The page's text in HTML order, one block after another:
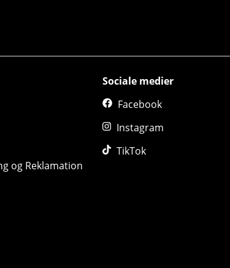
og Reklamation
Sociale medier
Facebook
Instagram
TikTok